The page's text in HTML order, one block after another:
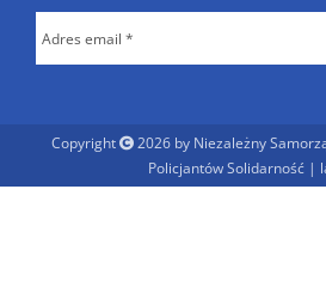
Copyright
2026 by Niezależny
Policjantów Solidarność |